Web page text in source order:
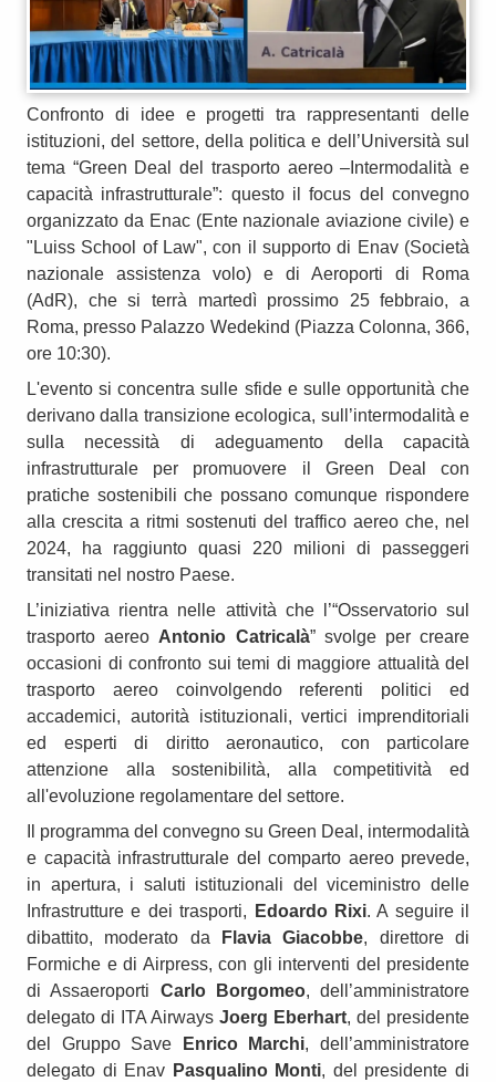
Confronto di idee e progetti tra rappresentanti delle
istituzioni, del settore, della politica e dell’Università sul
tema “Green Deal del trasporto aereo –Intermodalità e
capacità infrastrutturale”: questo il focus del convegno
organizzato da Enac (Ente nazionale aviazione civile) e
"Luiss School of Law", con il supporto di Enav (Società
nazionale assistenza volo) e di Aeroporti di Roma
(AdR), che si terrà martedì prossimo 25 febbraio, a
Roma, presso Palazzo Wedekind (Piazza Colonna, 366,
ore 10:30).
L'evento si concentra sulle sfide e sulle opportunità che
derivano dalla transizione ecologica, sull’intermodalità e
sulla necessità di adeguamento della capacità
infrastrutturale per promuovere il Green Deal con
pratiche sostenibili che possano comunque rispondere
alla crescita a ritmi sostenuti del traffico aereo che, nel
2024, ha raggiunto quasi 220 milioni di passeggeri
transitati nel nostro Paese.
L’iniziativa rientra nelle attività che l’“Osservatorio sul
trasporto aereo Antonio Catricalà” svolge per creare
occasioni di confronto sui temi di maggiore attualità del
trasporto aereo coinvolgendo referenti politici ed
accademici, autorità istituzionali, vertici imprenditoriali
ed esperti di diritto aeronautico, con particolare
attenzione alla sostenibilità, alla competitività ed
all'evoluzione regolamentare del settore.
Il programma del convegno su Green Deal, intermodalità
e capacità infrastrutturale del comparto aereo prevede,
in apertura, i saluti istituzionali del viceministro delle
Infrastrutture e dei trasporti,
Edoardo Rixi. A seguire il
dibattito, moderato da
Flavia Giacobbe, direttore di
Formiche e di Airpress, con gli interventi del presidente
di Assaeroporti Carlo Borgomeo, dell’amministratore
delegato di ITA Airways Joerg Eberhart, del presidente
del Gruppo Save
Enrico Marchi, dell’amministratore
delegato di Enav Pasqualino Monti, del presidente di